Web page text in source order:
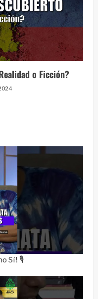
o Ficción?
Sí! 🎙️